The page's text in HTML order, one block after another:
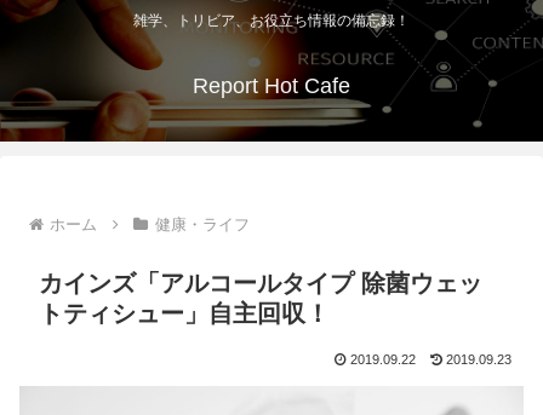
雑学、トリビア、お役立ち情報の備忘録！
Report Hot Cafe
ホーム 健康・ライフ
カインズ「アルコールタイプ 除菌ウェッ
トティシュー」自主回収！
2019.09.22 2019.09.23